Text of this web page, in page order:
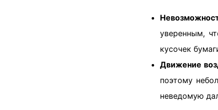
уверенным,
кусочек
Движение
поэтому
неведомую